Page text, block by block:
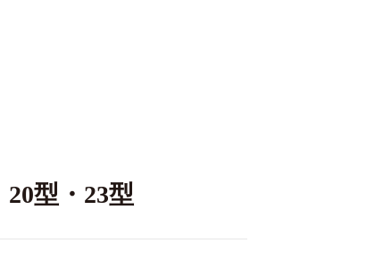
型・23型